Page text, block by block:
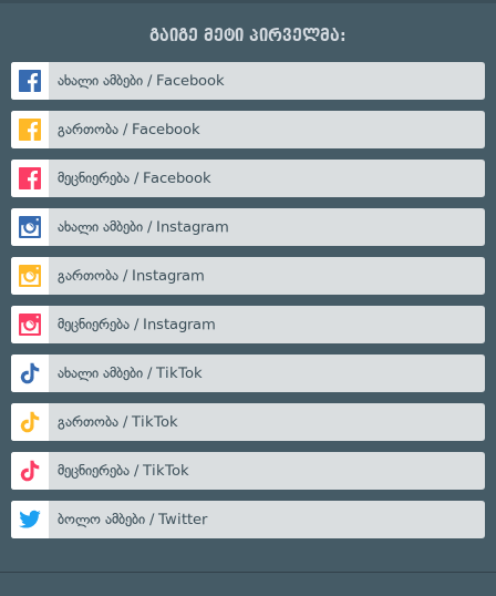
გაიგე მეტი პირველმა:
ახალი ამბები / Facebook
გართობა / Facebook
მეცნიერება / Facebook
ახალი ამბები / Instagram
გართობა / Instagram
მეცნიერება / Instagram
ახალი ამბები / TikTok
გართობა / TikTok
მეცნიერება / TikTok
ბოლო ამბები / Twitter